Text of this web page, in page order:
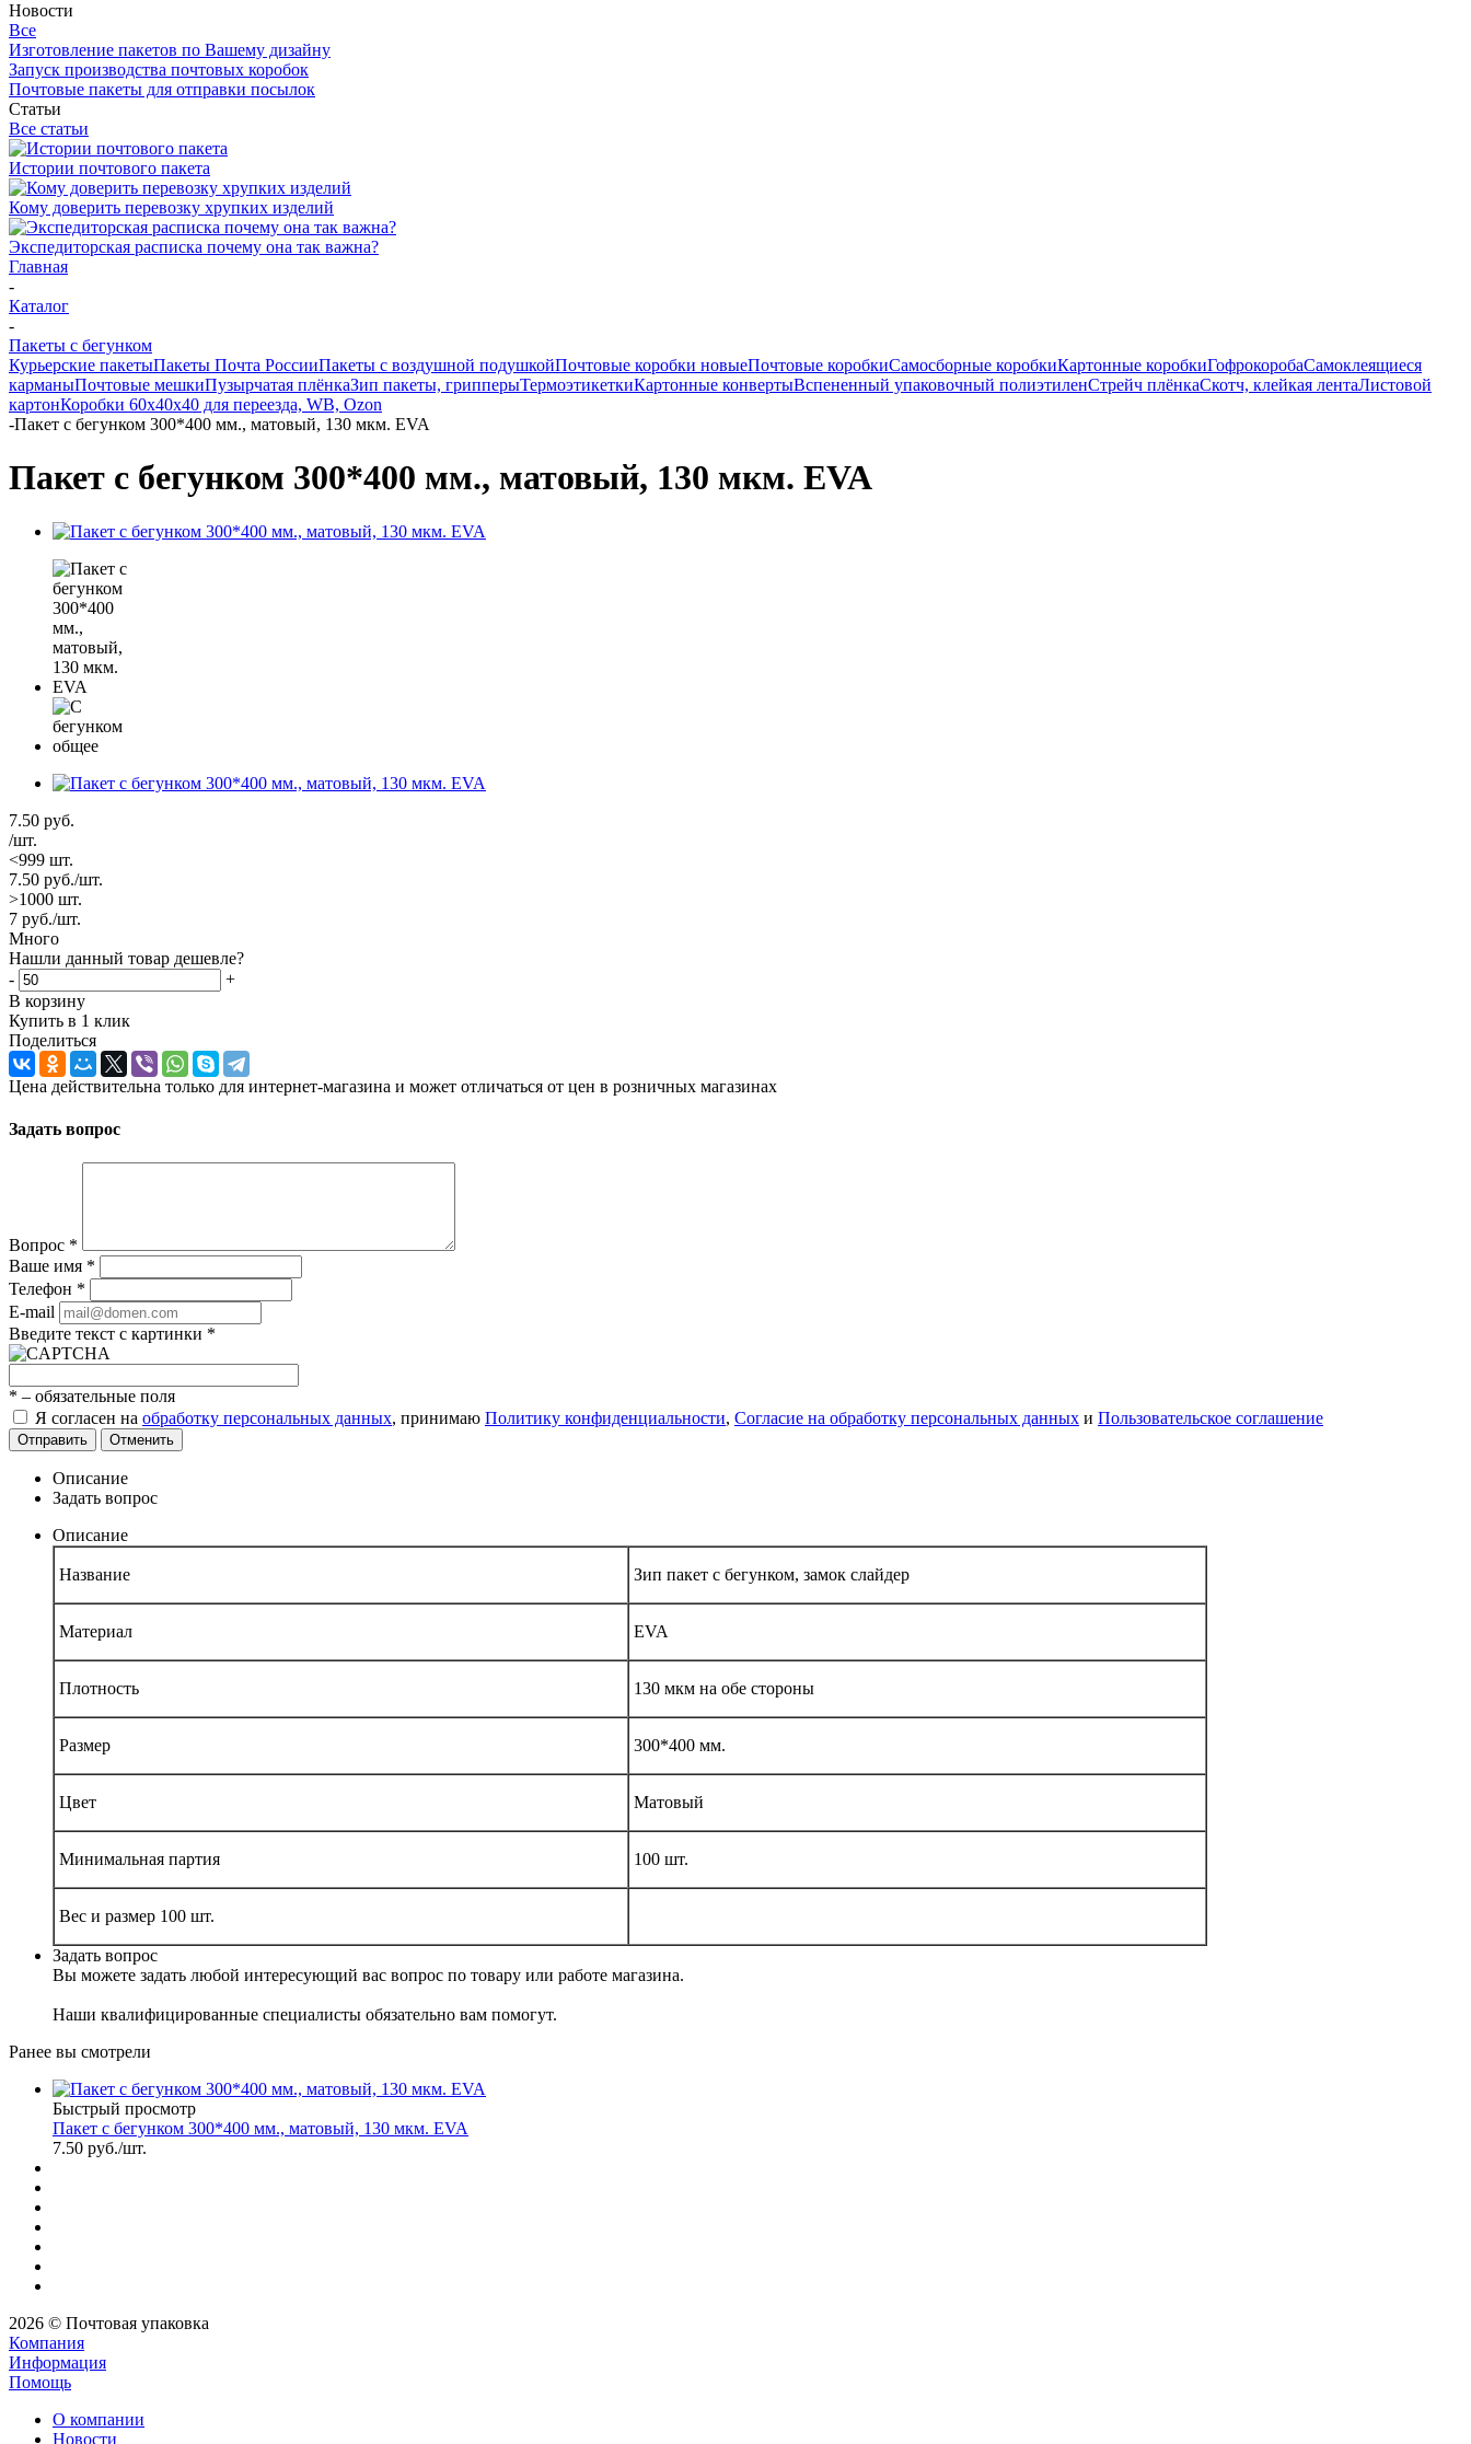
Новости
Все
Изготовление пакетов по Вашему дизайну
Запуск производства почтовых коробок
Почтовые пакеты для отправки посылок
Статьи
Все статьи
Истории почтового пакета
Кому доверить перевозку хрупких изделий
Экспедиторская расписка почему она так важна?
Главная
-
Каталог
-
Пакеты с бегунком
Курьерские пакетыПакеты Почта РоссииПакеты с воздушной подушкойПочтовые коробки новыеПочтовые коробкиСамосборные коробкиКартонные коробкиГофрокоробаСамоклеящиеся
карманыПочтовые мешкиПузырчатая плёнкаЗип пакеты, грипперыТермоэтикеткиКартонные конвертыВспененный упаковочный полиэтиленСтрейч плёнкаСкотч, клейкая лентаЛистовой
картонКоробки 60х40х40 для переезда, WB, Ozon
-Пакет с бегунком 300*400 мм., матовый, 130 мкм. EVA
Пакет с бегунком 300*400 мм., матовый, 130 мкм. EVA
7.50 руб.
/шт.
<999 шт.
7.50 руб./шт.
>1000 шт.
7 руб./шт.
Много
Нашли данный товар дешевле?
-
+
В корзину
Купить в 1 клик
Поделиться
Цена действительна только для интернет-магазина и может отличаться от цен в розничных магазинах
Задать вопрос
Вопрос *
Ваше имя *
Телефон *
E-mail
Введите текст с картинки *
* – обязательные поля
Я согласен на обработку персональных данных, принимаю Политику конфиденциальности, Согласие на обработку персональных данных и Пользовательское соглашение
Отправить Отменить
Описание
Задать вопрос
Описание
Название Зип пакет с бегунком, замок слайдер
Материал EVA
Плотность 130 мкм на обе стороны
Размер 300*400 мм.
Цвет Матовый
Минимальная партия 100 шт.
Вес и размер 100 шт.
Задать вопрос
Вы можете задать любой интересующий вас вопрос по товару или работе магазина.
Наши квалифицированные специалисты обязательно вам помогут.
Ранее вы смотрели
Быстрый просмотр
Пакет с бегунком 300*400 мм., матовый, 130 мкм. EVA
7.50 руб./шт.
2026 © Почтовая упаковка
Компания
Информация
Помощь
О компании
Новости